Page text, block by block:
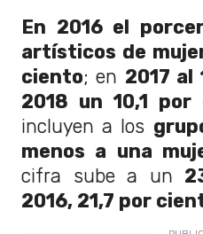
En 2016 el
artísticos de
ciento; en 2017 al
2018 un 10,1 por
incluyen a los
menos a una
cifra sube a un
2016, 21,7 por